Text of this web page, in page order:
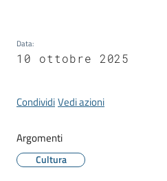
Tutti
argomenti...
Seguici
su
Data:
10 ottobre 2025
CondividiVedi azioni
Argomenti
Cultura